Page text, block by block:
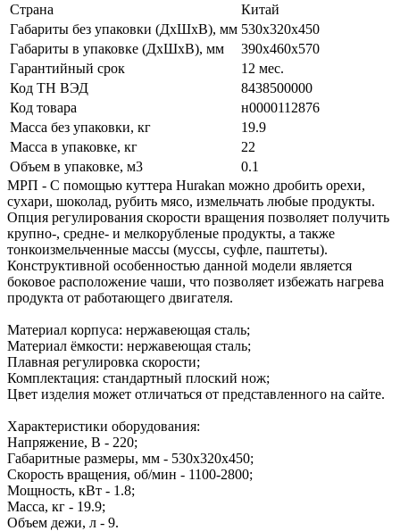
Страна
Китай
Габариты без упаковки (ДхШхВ), мм 530х320х450
Габариты в упаковке (ДхШхВ), мм
390х460х570
Гарантийный срок
12 мес.
Код ТН ВЭД
8438500000
Код товара
н0000112876
Масса без упаковки, кг
19.9
Масса в упаковке, кг
22
Объем в упаковке, м3
0.1
МРП - С помощью куттера Hurakan можно дробить орехи,
сухари, шоколад, рубить мясо, измельчать любые продукты.
Опция регулирования скорости вращения позволяет получить
крупно-, средне- и мелкорубленые продукты, а также
тонкоизмельченные массы (муссы, суфле, паштеты).
Конструктивной особенностью данной модели является
боковое расположение чаши, что позволяет избежать нагрева
продукта от работающего двигателя.
Материал корпуса: нержавеющая сталь;
Материал ёмкости: нержавеющая сталь;
Плавная регулировка скорости;
Комплектация: стандартный плоский нож;
Цвет изделия может отличаться от представленного на сайте.
Характеристики оборудования:
Напряжение, В - 220;
Габаритные размеры, мм - 530х320х450;
Скорость вращения, об/мин - 1100-2800;
Мощность, кВт - 1.8;
Масса, кг - 19.9;
Объем дежи, л - 9.